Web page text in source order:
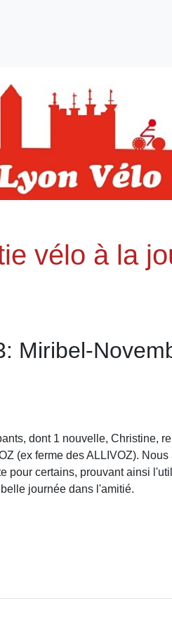
vélo à la
Miribel-
dont 1 nouvelle, Christine,
(ex ferme des ALLIVOZ).
pour certains, prouvant ainsi
journée dans l'amitié.